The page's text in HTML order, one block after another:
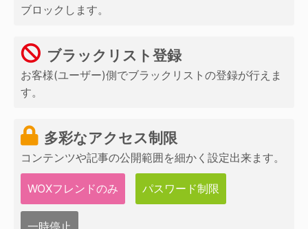
ブロックします。
ブラックリスト登録
お客様(ユーザー)側でブラックリストの登録が行えま
す。
多彩なアクセス制限
コンテンツや記事の公開範囲を細かく設定出来ます。
WOXフレンドのみ パスワード制限
一時停止